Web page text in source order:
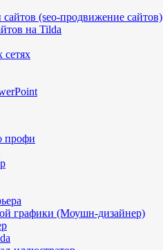
(seo-продвижение сайтов)
на Tilda
профи
графики (Моушн-дизайнер)